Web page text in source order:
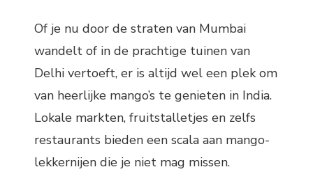
Of je nu door de straten van Mumbai
wandelt of in de prachtige tuinen van
Delhi vertoeft, er is altijd wel een plek om
van heerlijke mango’s te genieten in India.
Lokale markten, fruitstalletjes en zelfs
restaurants bieden een scala aan mango-
lekkernijen die je niet mag missen.